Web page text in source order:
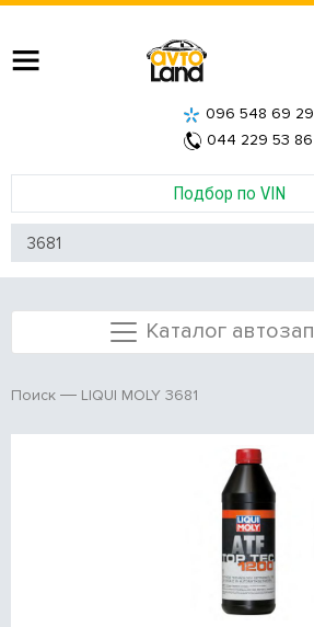
Подбор по VIN
096 548 69 29
044 229 53 86
Каталог
Поиск LIQUI MOLY 3681